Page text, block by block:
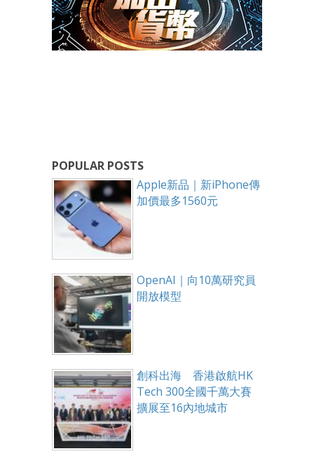
POPULAR POSTS
Apple新品｜新iPhone傳
加價最多1560元
OpenAI｜向10萬研究員
開放模型
創科出海 香港啟航HK
Tech 300全國千萬大賽
擴展至16內地城市